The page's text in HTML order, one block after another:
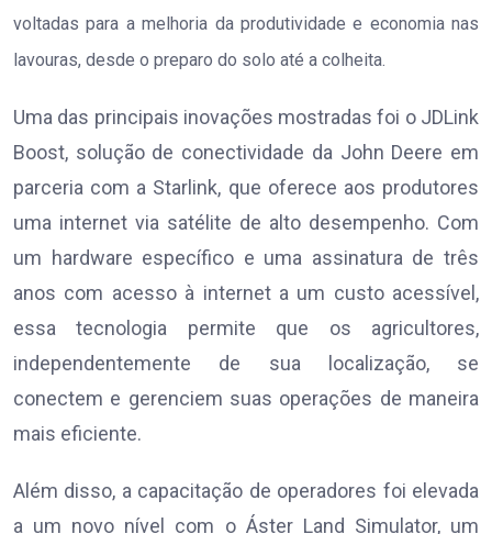
voltadas para a melhoria da produtividade e economia nas
lavouras, desde o preparo do solo até a colheita.
Uma das principais inovações mostradas foi o JDLink
Boost, solução de conectividade da John Deere em
parceria com a Starlink, que oferece aos produtores
uma internet via satélite de alto desempenho. Com
um hardware específico e uma assinatura de três
anos com acesso à internet a um custo acessível,
essa tecnologia permite que os agricultores,
independentemente de sua localização, se
conectem e gerenciem suas operações de maneira
mais eficiente.
Além disso, a capacitação de operadores foi elevada
a um novo nível com o Áster Land Simulator, um